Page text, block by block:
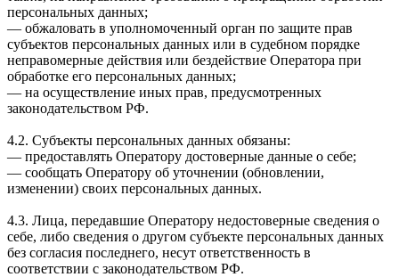
персональных данных;
— обжаловать в уполномоченный орган по защите прав
субъектов персональных данных или в судебном порядке
неправомерные действия или бездействие Оператора при
обработке его персональных данных;
— на осуществление иных прав, предусмотренных
законодательством РФ.
4.2. Субъекты персональных данных обязаны:
— предоставлять Оператору достоверные данные о себе;
— сообщать Оператору об уточнении (обновлении,
изменении) своих персональных данных.
4.3. Лица, передавшие Оператору недостоверные сведения о
себе, либо сведения о другом субъекте персональных данных
без согласия последнего, несут ответственность в
соответствии с законодательством РФ.